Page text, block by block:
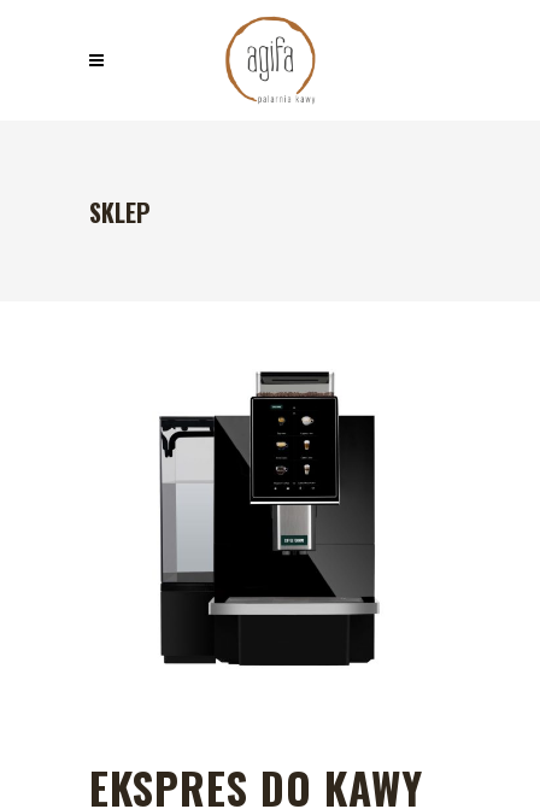
SKLEP
EKSPRES DO KAWY